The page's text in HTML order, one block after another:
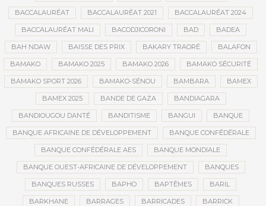
BACCALAURÉAT BACCALAURÉAT 2021 BACCALAURÉAT 2024
BACCALAURÉAT MALI BACODJICORONI BAD BADEA
BAH NDAW BAISSE DES PRIX BAKARY TRAORÉ BALAFON
BAMAKO BAMAKO 2025 BAMAKO 2026 BAMAKO SÉCURITÉ
BAMAKO SPORT 2026 BAMAKO-SÉNOU BAMBARA BAMEX
BAMEX 2025 BANDE DE GAZA BANDIAGARA
BANDIOUGOU DANTÉ BANDITISME BANGUI BANQUE
BANQUE AFRICAINE DE DÉVELOPPEMENT BANQUE CONFÉDÉRALE
BANQUE CONFÉDÉRALE AES BANQUE MONDIALE
BANQUE OUEST-AFRICAINE DE DÉVELOPPEMENT BANQUES
BANQUES RUSSES BAPHO BAPTÊMES BARIL
BARKHANE BARRAGES BARRICADES BARRICK